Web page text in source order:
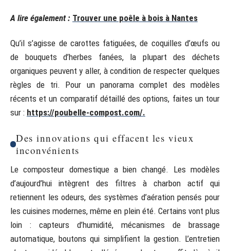
A lire également : Trouver une poêle à bois à Nantes
Qu’il s’agisse de carottes fatiguées, de coquilles d’œufs ou
de bouquets d’herbes fanées, la plupart des déchets
organiques peuvent y aller, à condition de respecter quelques
règles de tri. Pour un panorama complet des modèles
récents et un comparatif détaillé des options, faites un tour
sur : https://poubelle-compost.com/.
Des innovations qui effacent les vieux
inconvénients
Le composteur domestique a bien changé. Les modèles
d’aujourd’hui intègrent des filtres à charbon actif qui
retiennent les odeurs, des systèmes d’aération pensés pour
les cuisines modernes, même en plein été. Certains vont plus
loin : capteurs d’humidité, mécanismes de brassage
automatique, boutons qui simplifient la gestion. L’entretien